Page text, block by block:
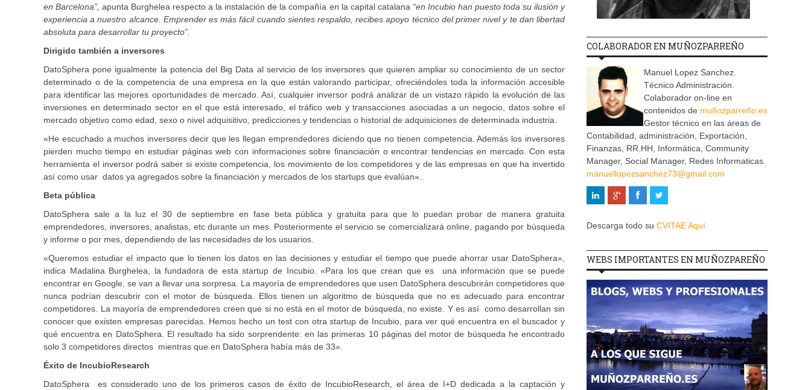
en Barcelona”,apunta Burghelea respecto a la instalación de la compañía en la capital catalana “en Incubio han puesto toda su ilusión y
experiencia a nuestro alcance. Emprender es más fácil cuando sientes respaldo, recibes apoyo técnico del primer nivel y te dan libertad
absoluta para desarrollar tu proyecto”.
Dirigido también a inversores
DatoSphera pone igualmente la potencia del Big Data al servicio de los inversores que quieren ampliar su conocimiento de un sector
determinado o de la competencia de una empresa en la que están valorando participar, ofreciéndoles toda la información accesible
para identificar las mejores oportunidades de mercado. Así, cualquier inversor podrá analizar de un vistazo rápido la evolución de las
inversiones en determinado sector en el que está interesado, el tráfico web y transacciones asociadas a un negocio, datos sobre el
mercado objetivo como edad, sexo o nivel adquisitivo, predicciones y tendencias o historial de adquisiciones de determinada industria.
«He escuchado a muchos inversores decir que les llegan emprendedores diciendo que no tienen competencia. Además los inversores
pierden mucho tiempo en estudiar páginas web con informaciones sobre financiación o encontrar tendencias en mercado. Con esta
herramienta el inversor podrá saber si existe competencia, los movimiento de los competidores y de las empresas en que ha invertido
así como usar datos ya agregados sobre la financiación y mercados de los startups que evalúan».
Beta pública
DatoSphera sale a la luz el 30 de septiembre en fase beta pública y gratuita para que lo puedan probar de manera gratuita
emprendedores, inversores, analistas, etc durante un mes. Posteriormente el servicio se comercializará online, pagando por búsqueda
y informe o por mes, dependiendo de las necesidades de los usuarios.
«Queremos estudiar el impacto que lo tienen los datos en las decisiones y estudiar el tiempo que puede ahorrar usar DatoSphera»,
indica Madalina Burghelea, la fundadora de esta startup de Incubio. «Para los que crean que es una información que se puede
encontrar en Google, se van a llevar una sorpresa. La mayoría de emprendedores que usen DatoSphera descubrirán competidores que
nunca podrían descubrir con el motor de búsqueda. Ellos tienen un algoritmo de búsqueda que no es adecuado para encontrar
competidores. La mayoría de emprendedores creen que si no está en el motor de búsqueda, no existe. Y es así como desarrollan sin
conocer que existen empresas parecidas. Hemos hecho un test con otra startup de Incubio, para ver qué encuentra en el buscador y
qué encuentra en DatoSphera. El resultado ha sido sorprendente: en las primeras 10 páginas del motor de búsqueda he encontrado
solo 3 competidores directos mientras que en DatoSphera había más de 33».
Éxito de IncubioResearch
DatoSphera es considerado uno de los primeros casos de éxito de IncubioResearch, el área de I+D dedicada a la captación y
COLABORADOR EN MUÑOZPARREÑO
Manuel Lopez Sanchez.
Técnico Administración.
Colaborador on-line en
contenidos de muñozparreño.es
Gestor técnico en las áreas de
Contabilidad, administración, Exportación,
Finanzas, RR.HH, Informática, Community
Manager, Social Manager, Redes Informaticas.
manuellopezsanchez73@gmail.com
Descarga todo su CVITAE Aquí
WEBS IMPORTANTES EN MUÑOZPAREÑO